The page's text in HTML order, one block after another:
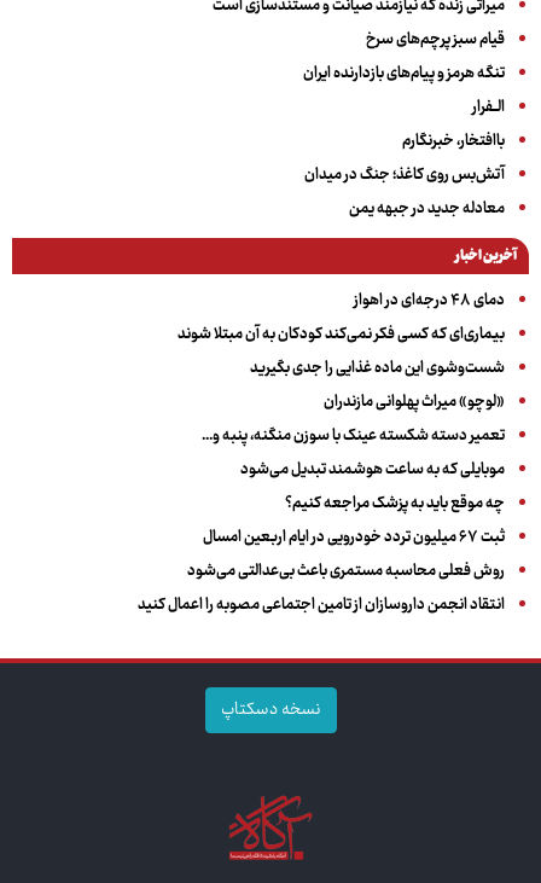
قیام سبز پرچم‌های سرخ
تنگه هرمز و پیام‌های بازدارنده ایران
الــفرار
باافتخار، خبرنگارم
آتش‌بس روی کاغذ؛ جنگ در میدان
معادله جدید در جبهه یمن
آخرین اخبار
دمای ۴۸ درجه‌ای در اهواز
بیماری‌ای که کسی فکر نمی‌کند کودکان به آن مبتلا شوند
شست‌وشوی این ماده غذایی را جدی بگیرید
«لوچو» میراث پهلوانی مازندران
تعمیر دسته شکسته عینک با سوزن منگنه، پنبه و...
موبایلی که به ساعت هوشمند تبدیل می‌شود
چه موقع باید به پزشک مراجعه کنیم؟
ثبت ۶۷ میلیون تردد خودرویی در ایام اربعین امسال
روش فعلی محاسبه مستمری باعث بی‌عدالتی می‌شود
انتقاد انجمن داروسازان از تامین اجتماعی مصوبه را اعمال کنید
نسخه دسکتاپ